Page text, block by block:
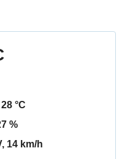
28 °C
%
14 km/h